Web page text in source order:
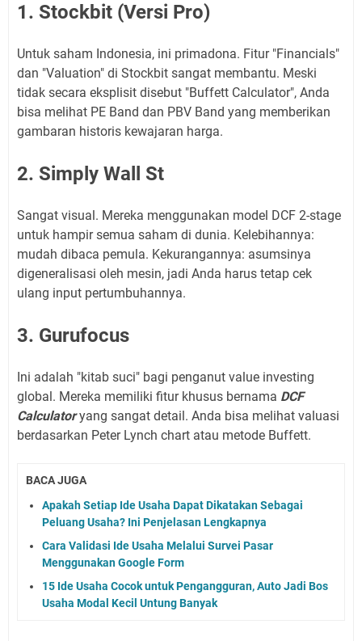
1. Stockbit (Versi Pro)
Untuk saham Indonesia, ini primadona. Fitur "Financials"
dan "Valuation" di Stockbit sangat membantu. Meski
tidak secara eksplisit disebut "Buffett Calculator", Anda
bisa melihat PE Band dan PBV Band yang memberikan
gambaran historis kewajaran harga.
2. Simply Wall St
Sangat visual. Mereka menggunakan model DCF 2-stage
untuk hampir semua saham di dunia. Kelebihannya:
mudah dibaca pemula. Kekurangannya: asumsinya
digeneralisasi oleh mesin, jadi Anda harus tetap cek
ulang input pertumbuhannya.
3. Gurufocus
Ini adalah "kitab suci" bagi penganut value investing
global. Mereka memiliki fitur khusus bernama DCF
Calculatoryang sangat detail. Anda bisa melihat valuasi
berdasarkan Peter Lynch chart atau metode Buffett.
BACA JUGA
Apakah Setiap Ide Usaha Dapat Dikatakan Sebagai
Peluang Usaha? Ini Penjelasan Lengkapnya
Cara Validasi Ide Usaha Melalui Survei Pasar
Menggunakan Google Form
15 Ide Usaha Cocok untuk Pengangguran, Auto Jadi Bos
Usaha Modal Kecil Untung Banyak